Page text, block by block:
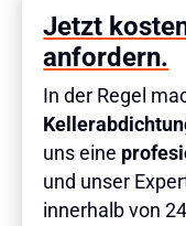
Jetzt
anfordern.
In der Regel
uns eine
und unser
innerhalb von